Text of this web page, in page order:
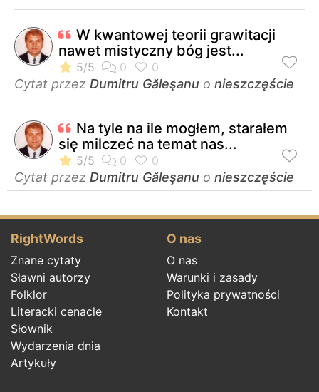
W kwantowej teorii grawitacji
nawet mistyczny bóg jest...
Cytat przez Dumitru Găleşanu o nieszczęście
Na tyle na ile mogłem, starałem
się milczeć na temat nas...
Cytat przez Dumitru Găleşanu o nieszczęście
RightWords
Znane cytaty
Sławni autorzy
Folklor
Literacki cenacle
Słownik
Wydarzenia dnia
Artykuły
O nas
O nas
Warunki i zasady
Polityka prywatności
Kontakt